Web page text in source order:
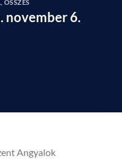
ÖSSZES
november 6.
Angyalok